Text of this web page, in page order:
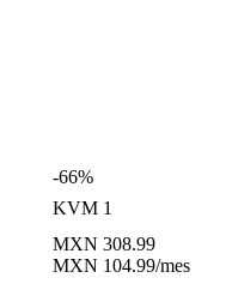
-66%
KVM 1
MXN 308.99
MXN 104.99/mes